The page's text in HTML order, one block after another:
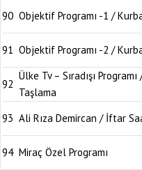
90 Objektif Programı -1 /
91 Objektif Programı -2 /
92
Ülke Tv – Sıradışı
Taşlama
93 Ali Rıza Demircan / İftar
94 Miraç Özel Programı